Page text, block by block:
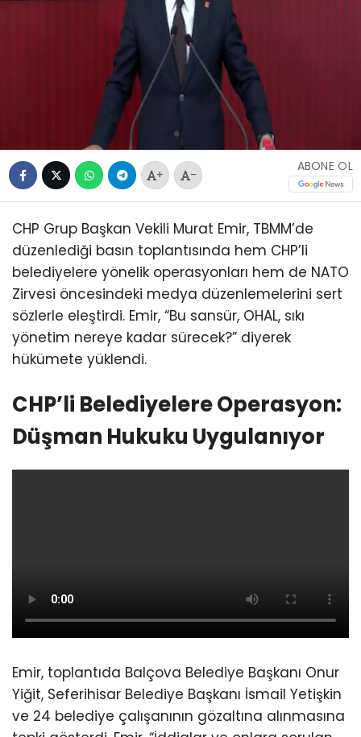
+ -
ABONE OL
CHP Grup Başkan Vekili Murat Emir, TBMM’de
düzenlediği basın toplantısında hem CHP’li
belediyelere yönelik operasyonları hem de NATO
Zirvesi öncesindeki medya düzenlemelerini sert
sözlerle eleştirdi. Emir, “Bu sansür, OHAL, sıkı
yönetim nereye kadar sürecek?” diyerek
hükümete yüklendi.
CHP’li Belediyelere Operasyon:
Düşman Hukuku Uygulanıyor
Emir, toplantıda Balçova Belediye Başkanı Onur
Yiğit, Seferihisar Belediye Başkanı İsmail Yetişkin
ve 24 belediye çalışanının gözaltına alınmasına